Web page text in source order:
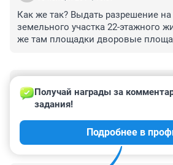
Как же так? Выдать разрешение
земельного участка 22-этажного
же там площадки дворовые
слушания тоже прошли?
13 ноября 2014, 09:03
что-то не везет "Труду" с
части все проекты получились
вовремя, либо не к месту...
Получай награды за
задания!
Подробнее в